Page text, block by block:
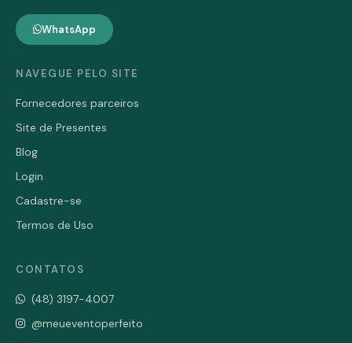
WhatsApp
NAVEGUE PELO SITE
Fornecedores parceiros
Site de Presentes
Blog
Login
Cadastre-se
Termos de Uso
CONTATOS
(48) 3197-4007
@meueventoperfeito